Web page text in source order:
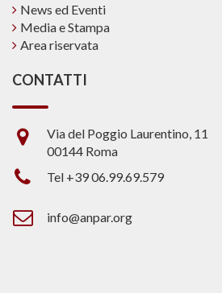
News ed Eventi
Media e Stampa
Area riservata
CONTATTI
Via del Poggio Laurentino, 11
00144 Roma
Tel +39 06.99.69.579
info@anpar.org